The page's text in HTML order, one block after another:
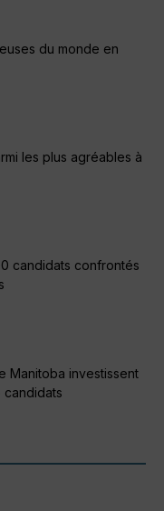
du monde en
les plus agréables à
candidats confrontés
Manitoba investissent
candidats